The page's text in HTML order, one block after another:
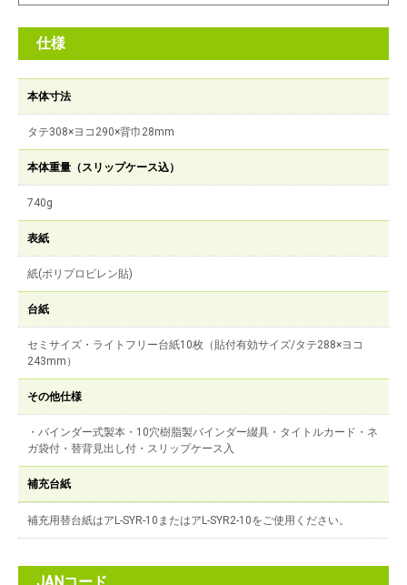
仕様
本体寸法
タテ308×ヨコ290×背巾28mm
本体重量（スリップケース込）
740g
表紙
紙(ポリプロピレン貼)
台紙
セミサイズ・ライトフリー台紙10枚（貼付有効サイズ/タテ288×ヨコ
243mm）
その他仕様
・バインダー式製本・10穴樹脂製バインダー綴具・タイトルカード・ネ
ガ袋付・替背見出し付・スリップケース入
補充台紙
補充用替台紙はアL-SYR-10またはアL-SYR2-10をご使用ください。